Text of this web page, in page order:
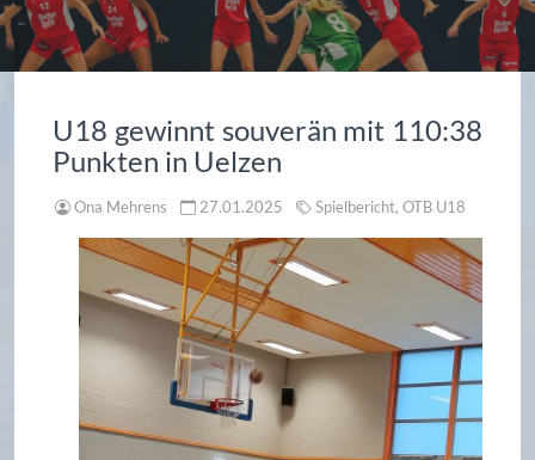
U18 gewinnt souverän mit 110:38
Punkten in Uelzen
Ona Mehrens 27.01.2025 Spielbericht, OTB U18